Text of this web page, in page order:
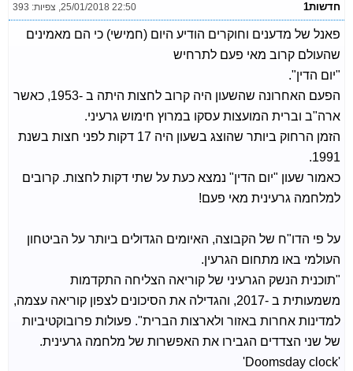
חדשות1 25/01/2018 22:50
, צפיות: 393
פאנל של מדענים וחוקרים הודיע היום (חמישי) כי הם מאמינים
שהעולם קרוב מאי פעם לתרחיש
"יום הדין".
הפעם האחרונה שהשעון היה קרוב לחצות היתה ב -1953, כאשר
ארה"ב וברית המועצות עסקו במרוץ חימוש גרעיני.
הזמן הרחוק ביותר שהוצג בשעון היה 17 דקות לפני חצות בשנת
1991.
כאמור שעון "יום הדין" נמצא כעת על שתי דקות לחצות. קרובים
למלחמה גרעינית מאי פעם!
על פי הדו"ח של הקבוצה, האיומים הגדולים ביותר על הביטחון
העולמי באו מתחום הגרעין.
"תוכנית הנשק הגרעיני של קוריאה הצליחה התקדמות
משמעותית ב -2017, והגדילה את הסיכונים לצפון קוריאה עצמה,
למדינות אחרות באזור ולארצות הברית". פעולות פרובוקטיביות
של שני הצדדים הגבירו את האפשרות של מלחמה גרעינית.
'Doomsday clock'